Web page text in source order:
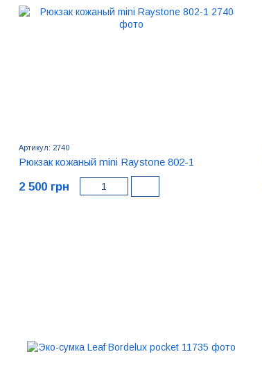
Артикул: 2740
Рюкзак кожаный mini Raystone 802-1
2 500 грн